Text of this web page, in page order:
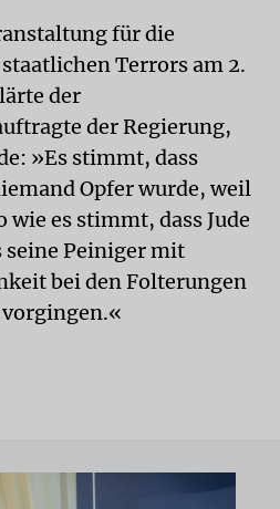
für die
Terrors am 2.
der
der Regierung,
»Es stimmt, dass
Opfer wurde, weil
wie es stimmt, dass Jude
seine Peiniger mit
bei den Folterungen